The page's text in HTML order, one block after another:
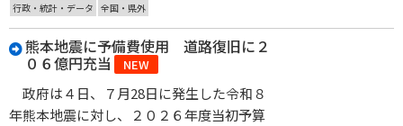
行政・統計・データ 全国・県外
熊本地震に予備費使用 道路復旧に２
０６億円充当 NEW
政府は４日、７月28日に発生した令和８
年熊本地震に対し、２０２６年度当初予算